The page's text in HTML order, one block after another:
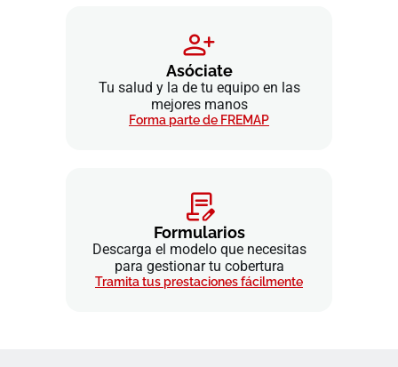
Asóciate
Tu salud y la de tu equipo en las
mejores manos
Forma parte de FREMAP
Formularios
Descarga el modelo que necesitas
para gestionar tu cobertura
Tramita tus prestaciones fácilmente